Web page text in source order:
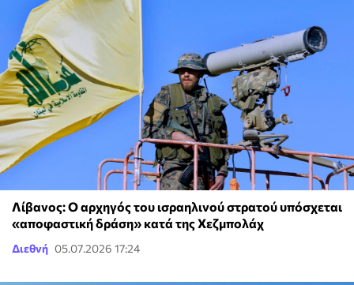
Λίβανος: Ο αρχηγός του ισραηλινού στρατού υπόσχεται
«αποφαστική δράση» κατά της Χεζμπολάχ
Διεθνή 05.07.2026 17:24